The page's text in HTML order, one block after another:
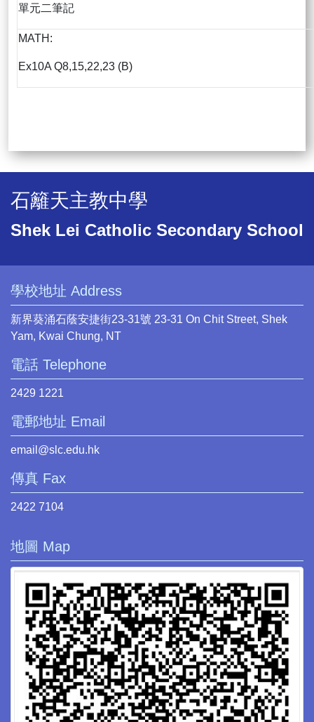
單元二筆記
MATH:
Ex10A Q8,15,22,23 (B)
石籬天主教中學
Shek Lei Catholic Secondary School
學校地址 Address
新界葵涌石蔭安捷街23-31號 23-31 On Chit Street, Shek
Yam, Kwai Chung, NT
電話 Telephone
2429 1221
電郵地址 Email
email@slc.edu.hk
傳真 Fax
2422 7104
地圖 Map